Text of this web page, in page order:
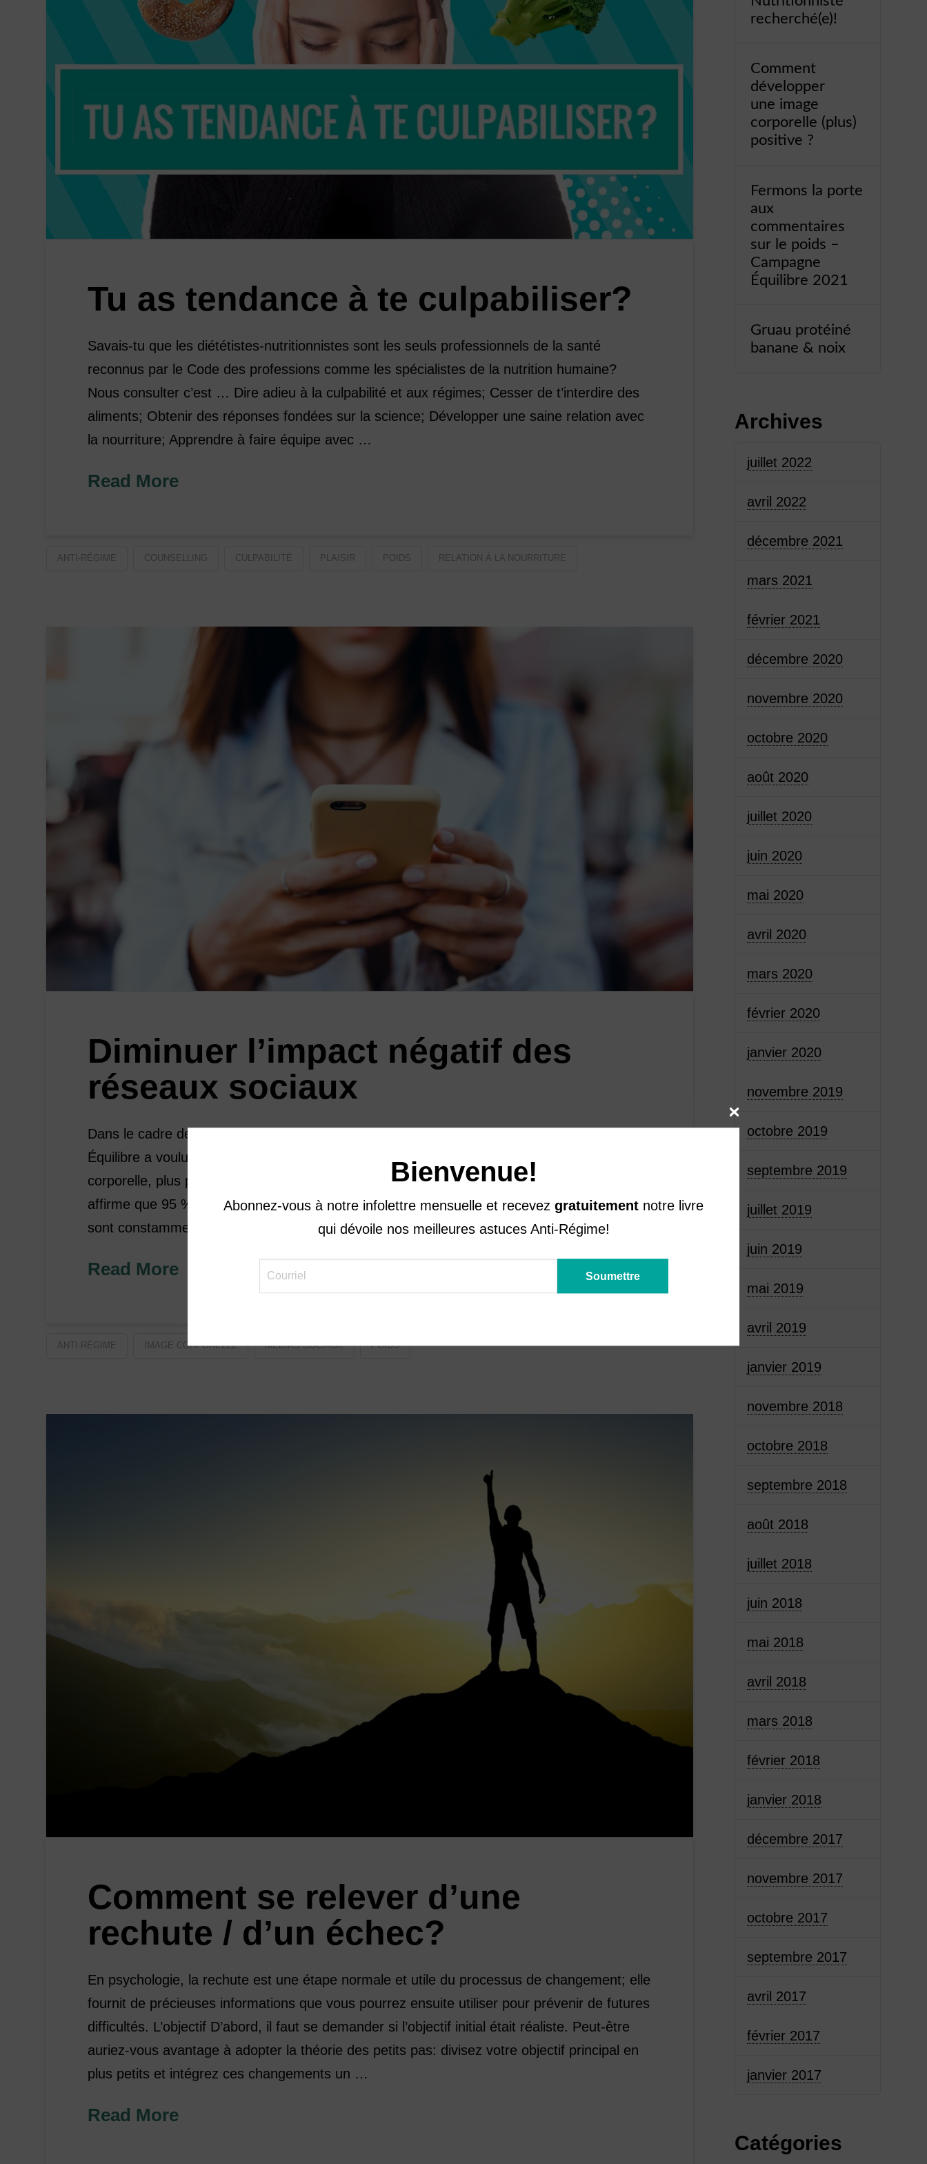
Tu as tendance à te culpabiliser?
Savais-tu que les diététistes-nutritionnistes sont les seuls professionnels de la santé
reconnus par le Code des professions comme les spécialistes de la nutrition humaine?
Nous consulter c’est … Dire adieu à la culpabilité et aux régimes; Cesser de t’interdire des
aliments; Obtenir des réponses fondées sur la science; Développer une saine relation avec
la nourriture; Apprendre à faire équipe avec …
Read More
ANTI-RÉGIME COUNSELLING CULPABILITÉ PLAISIR POIDS RELATION À LA NOURRITURE
Diminuer l’impact négatif des
réseaux sociaux
Dans le cadre de la 7e édition de la semaine « Le poids, sans commentaire », l’organisme
Équilibre a voulu sensibiliser les gens à l’influence des médias sociaux sur l’image
corporelle, plus particulièrement celle des jeunes. En 2018, une étude américaine
affirme que 95 % des adolescent(e)s ont accès à un téléphone intelligent et que 45 % y
sont constamment connecté(e)s. Ces statistiques alarmantes sont …
Read More
ANTI-RÉGIME IMAGE CORPORELLE MÉDIAS SOCIAUX POIDS
Comment se relever d’une
rechute / d’un échec?
En psychologie, la rechute est une étape normale et utile du processus de changement; elle
fournit de précieuses informations que vous pourrez ensuite utiliser pour prévenir de futures
difficultés. L’objectif D’abord, il faut se demander si l’objectif initial était réaliste. Peut-être
auriez-vous avantage à adopter la théorie des petits pas: divisez votre objectif principal en
plus petits et intégrez ces changements un …
Read More
recherché(e)!
Comment
développer
une image
corporelle (plus)
positive ?
Fermons la porte
aux
commentaires
sur le poids –
Campagne
Équilibre 2021
Gruau protéiné
banane & noix
Archives
juillet 2022
avril 2022
décembre 2021
mars 2021
février 2021
décembre 2020
novembre 2020
octobre 2020
août 2020
juillet 2020
juin 2020
mai 2020
avril 2020
mars 2020
février 2020
janvier 2020
novembre 2019
octobre 2019
septembre 2019
juillet 2019
juin 2019
mai 2019
avril 2019
janvier 2019
novembre 2018
octobre 2018
septembre 2018
août 2018
juillet 2018
juin 2018
mai 2018
avril 2018
mars 2018
février 2018
janvier 2018
décembre 2017
novembre 2017
octobre 2017
septembre 2017
avril 2017
février 2017
janvier 2017
Catégories
Bienvenue!
Abonnez-vous à notre infolettre mensuelle et recevez gratuitement notre livre
qui dévoile nos meilleures astuces Anti-Régime!